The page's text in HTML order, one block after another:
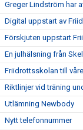
Greger Lindström har
Digital uppstart av
Förskjuten uppstart
En julhälsning från
Friidrottsskolan till
Riktlinjer vid träning
Utlämning Newbody
Nytt telefonnummer